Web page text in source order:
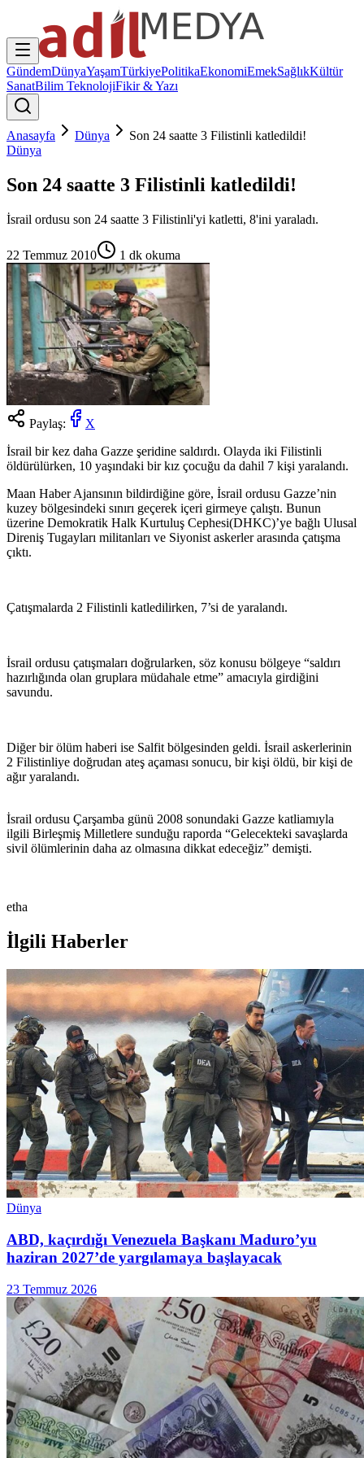
GündemDünyaYaşamTürkiyePolitikaEkonomiEmekSağlıkKültür
SanatBilim TeknolojiFikir & Yazı
Anasayfa Dünya
Son 24 saatte 3 Filistinli katledildi!
Dünya
Son 24 saatte 3 Filistinli katledildi!
İsrail ordusu son 24 saatte 3 Filistinli'yi katletti, 8'ini yaraladı.
22 Temmuz 2010 1 dk okuma
Paylaş:
X
İsrail bir kez daha Gazze şeridine saldırdı. Olayda iki Filistinli
öldürülürken, 10 yaşındaki bir kız çocuğu da dahil 7 kişi yaralandı.
Maan Haber Ajansının bildirdiğine göre, İsrail ordusu Gazze’nin
kuzey bölgesindeki sınırı geçerek içeri girmeye çalıştı. Bunun
üzerine Demokratik Halk Kurtuluş Cephesi(DHKC)’ye bağlı Ulusal
Direniş Tugayları militanları ve Siyonist askerler arasında çatışma
çıktı.
Çatışmalarda 2 Filistinli katledilirken, 7’si de yaralandı.
İsrail ordusu çatışmaları doğrularken, söz konusu bölgeye “saldırı
hazırlığında olan gruplara müdahale etme” amacıyla girdiğini
savundu.
Diğer bir ölüm haberi ise Salfit bölgesinden geldi. İsrail askerlerinin
2 Filistinliye doğrudan ateş açaması sonucu, bir kişi öldü, bir kişi de
ağır yaralandı.
İsrail ordusu Çarşamba günü 2008 sonundaki Gazze katliamıyla
ilgili Birleşmiş Milletlere sunduğu raporda “Gelecekteki savaşlarda
sivil ölümlerinin daha az olmasına dikkat edeceğiz” demişti.
etha
İlgili Haberler
Dünya
ABD, kaçırdığı Venezuela Başkanı Maduro’yu
haziran 2027’de yargılamaya başlayacak
23 Temmuz 2026